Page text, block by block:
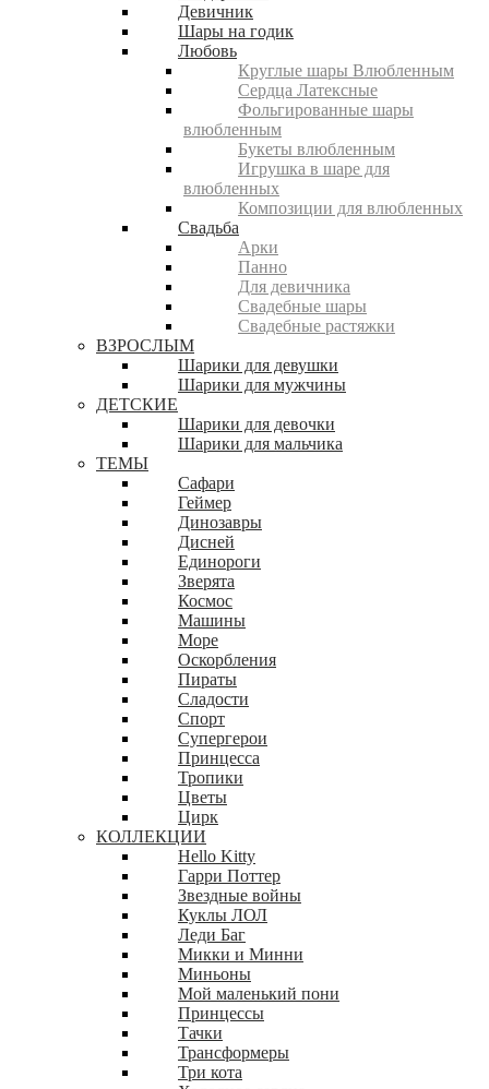
Девичник
Шары на годик
Любовь
Круглые шары Влюбленным
Сердца Латексные
Фольгированные шары
влюбленным
Букеты влюбленным
Игрушка в шаре для
влюбленных
Композиции для влюбленных
Свадьба
Арки
Панно
Для девичника
Свадебные шары
Свадебные растяжки
ВЗРОСЛЫМ
Шарики для девушки
Шарики для мужчины
ДЕТСКИЕ
Шарики для девочки
Шарики для мальчика
ТЕМЫ
Сафари
Геймер
Динозавры
Дисней
Единороги
Зверята
Космос
Машины
Море
Оскорбления
Пираты
Сладости
Спорт
Супергерои
Принцесса
Тропики
Цветы
Цирк
КОЛЛЕКЦИИ
Hello Kitty
Гарри Поттер
Звездные войны
Куклы ЛОЛ
Леди Баг
Микки и Минни
Миньоны
Мой маленький пони
Принцессы
Тачки
Трансформеры
Три кота